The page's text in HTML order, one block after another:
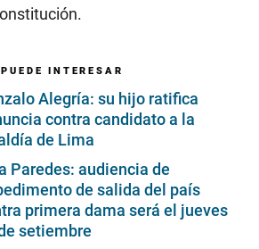
INTERESAR
Alegría: su hijo ratifica
contra candidato a la
de Lima
Paredes: audiencia de
de salida del país
primera dama será el jueves
setiembre